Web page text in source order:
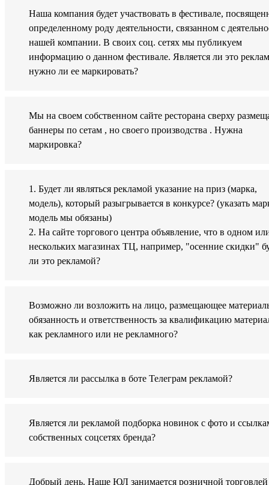
Наша компания будет участвовать в фестивале,
определенному роду деятельности, связанном с
нашей компании. В своих соц. сетях мы публикуем
информацию о данном фестивале. Является ли это
нужно ли ее маркировать?
Мы на своем собственном сайте ресторана сверху
баннеры по сетам , но своего производства . Нужна
маркировка?
1. Будет ли являться рекламой указание на приз (марка,
модель), который разыгрывается в конкурсе? (указать
модель мы обязаны)
2. На сайте торгового центра объявление, что в одном
нескольких магазинах ТЦ, например, "осенние скидки"
ли это рекламой?
Возможно ли возложить на лицо, размещающее
обязанность и ответственность за квалификацию
как рекламного или не рекламного?
Является ли рассылка в боте Телеграм рекламой?
Является ли рекламой подборка новинок с фото и
собственных соцсетях бренда?
Добрый день. Наше ЮЛ занимается розничной торговлей